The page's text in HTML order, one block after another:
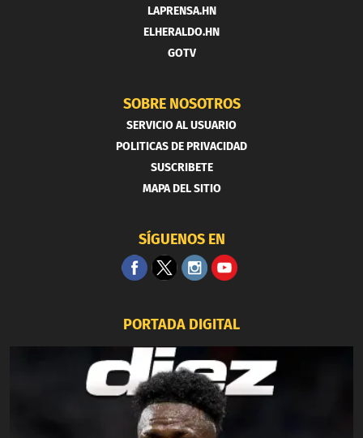
LAPRENSA.HN
ELHERALDO.HN
GOTV
SOBRE NOSOTROS
SERVICIO AL USUARIO
POLITICAS DE PRIVACIDAD
SUSCRIBETE
MAPA DEL SITIO
SÍGUENOS EN
PORTADA DIGITAL